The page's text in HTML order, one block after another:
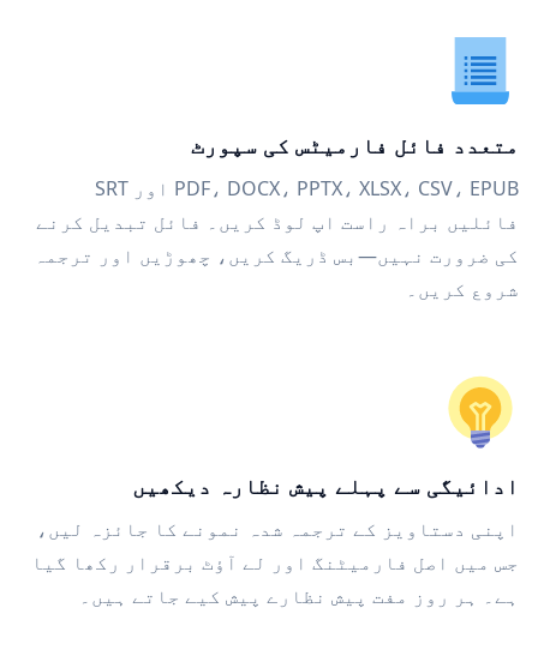
متعدد فائل فارمیٹس کی سپورٹ
PDF، DOCX، PPTX، XLSX، CSV، EPUB اور SRT
فائلیں براہ راست اپ لوڈ کریں۔ فائل تبدیل کرنے
کی ضرورت نہیں—بس ڈریگ کریں، چھوڑیں اور ترجمہ
شروع کریں۔
ادائیگی سے پہلے پیش نظارہ دیکھیں
اپنی دستاویز کے ترجمہ شدہ نمونے کا جائزہ لیں،
جس میں اصل فارمیٹنگ اور لے آؤٹ برقرار رکھا گیا
ہے۔ ہر روز مفت پیش نظارے پیش کیے جاتے ہیں۔